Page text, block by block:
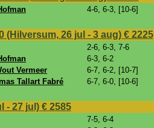
4-6, 6-3, [10-6]
(Hilversum, 26 jul - 3 aug) € 2225
2-6, 6-3, 7-6
6-3, 6-2
Vermeer
6-7, 6-2, [10-7]
Tallart Fabré
6-7, 6-0, [10-6]
- 27 jul) € 2585
7-5, 6-4